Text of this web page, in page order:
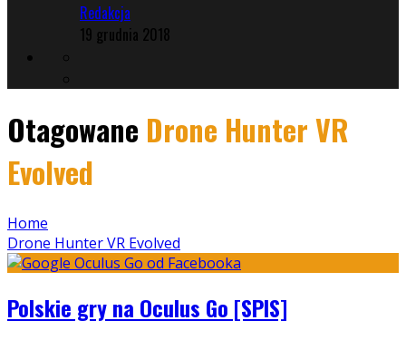
Redakcja
19 grudnia 2018
Otagowane Drone Hunter VR
Evolved
Home
Drone Hunter VR Evolved
Polskie gry na Oculus Go [SPIS]